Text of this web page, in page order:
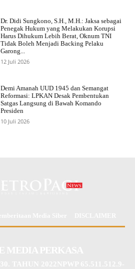
Dr. Didi Sungkono, S.H., M.H.: Jaksa sebagai
Penegak Hukum yang Melakukan Korupsi
Harus Dihukum Lebih Berat, Oknum TNI
Tidak Boleh Menjadi Backing Pelaku
Garong...
12 Juli 2026
Demi Amanah UUD 1945 dan Semangat
Reformasi: LPKAN Desak Pembentukan
Satgas Langsung di Bawah Komando
Presiden
10 Juli 2026